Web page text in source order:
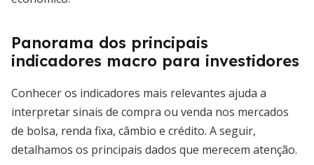
Panorama dos principais
indicadores macro para investidores
Conhecer os indicadores mais relevantes ajuda a
interpretar sinais de compra ou venda nos mercados
de bolsa, renda fixa, câmbio e crédito. A seguir,
detalhamos os principais dados que merecem atenção.